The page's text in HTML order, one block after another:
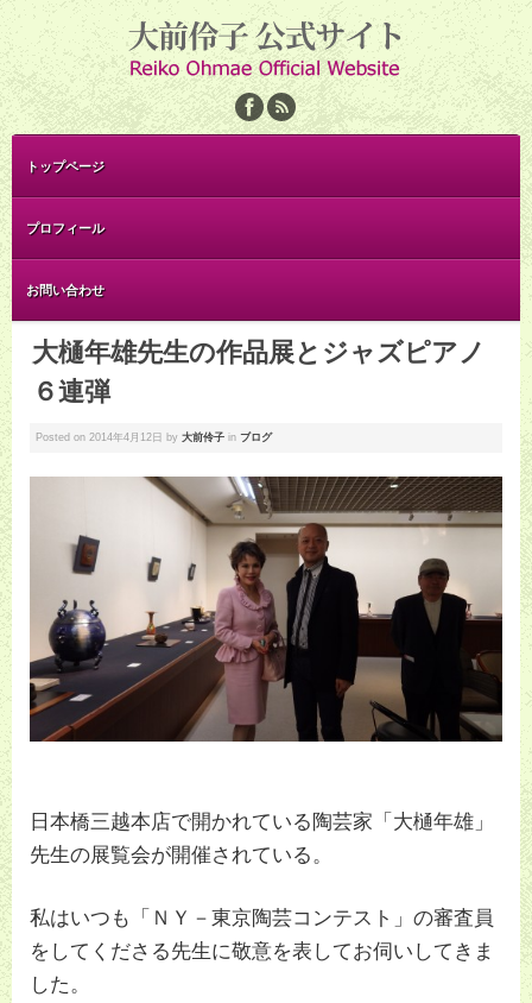
トップページ
プロフィール
お問い合わせ
大樋年雄先生の作品展とジャズピアノ
６連弾
Posted on 2014年4月12日 by 大前伶子 in ブログ
日本橋三越本店で開かれている陶芸家「大樋年雄」
先生の展覧会が開催されている。
私はいつも「ＮＹ－東京陶芸コンテスト」の審査員
をしてくださる先生に敬意を表してお伺いしてきま
した。